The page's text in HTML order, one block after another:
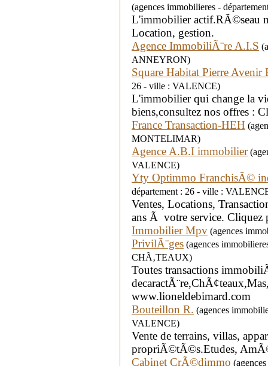
(agences immobilieres -
L'immobilier actif.RÃ©seau
Location, gestion.
Agence ImmobiliÃ¨re A.I.S
ANNEYRON)
Square Habitat Pierre Avenir
26 - ville : VALENCE)
L'immobilier qui change la
biens,consultez nos offres :
France Transaction-HEH
MONTELIMAR)
Agence A.B.I immobilier
VALENCE)
Yty Optimmo FranchisÃ©
département : 26 - ville :
Ventes, Locations,
ans Ã votre service.
Immobilier Mpv (agences
PrivilÃ¨ges (agences
CHÃ‚TEAUX)
Toutes transactions
www.lioneldebimard.com
Bouteillon R. (agences
VALENCE)
Vente de terrains, villas,
propriÃ©tÃ©s.Etudes,
Cabinet CrÃ©dimmo